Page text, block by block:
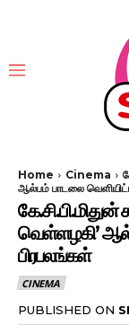
Home Cinema
ஆல்பம் பாடலை
வெள்ளழகி’
பிரபலங்கள்
CINEMA
PUBLISHED ON